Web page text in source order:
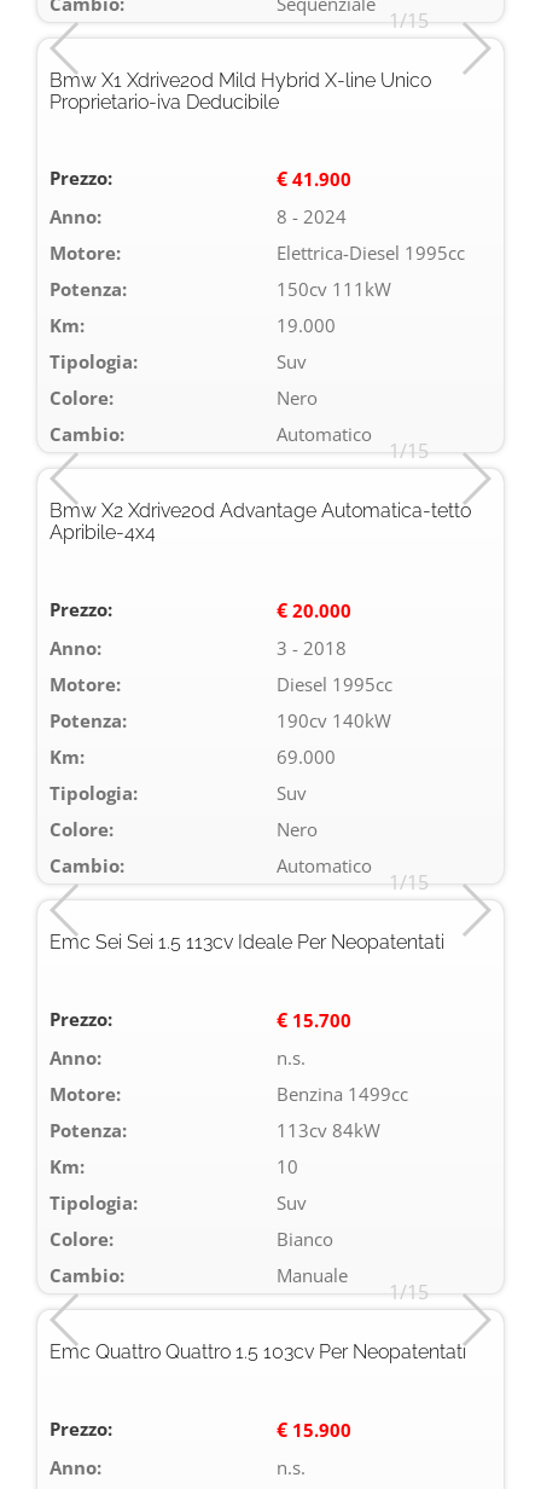
1/15
Bmw X1 Xdrive20d Mild Hybrid X-line Unico
Proprietario-iva Deducibile
Prezzo: € 41.900
Anno:
8 - 2024
Motore:
Elettrica-Diesel 1995cc
Potenza:
150cv 111kW
Km:
19.000
Tipologia:
Suv
Colore:
Nero
Cambio:
Automatico
1/15
Bmw X2 Xdrive20d Advantage Automatica-tetto
Apribile-4x4
Prezzo: € 20.000
Anno:
3 - 2018
Motore:
Diesel 1995cc
Potenza:
190cv 140kW
Km:
69.000
Tipologia:
Suv
Colore:
Nero
Cambio:
Automatico
1/15
Emc Sei Sei 1.5 113cv Ideale Per Neopatentati
Prezzo: € 15.700
Anno:
n.s.
Motore:
Benzina 1499cc
Potenza:
113cv 84kW
Km:
10
Tipologia:
Suv
Colore:
Bianco
Cambio:
Manuale
1/15
Emc Quattro Quattro 1.5 103cv Per Neopatentati
Prezzo: € 15.900
Anno:
n.s.